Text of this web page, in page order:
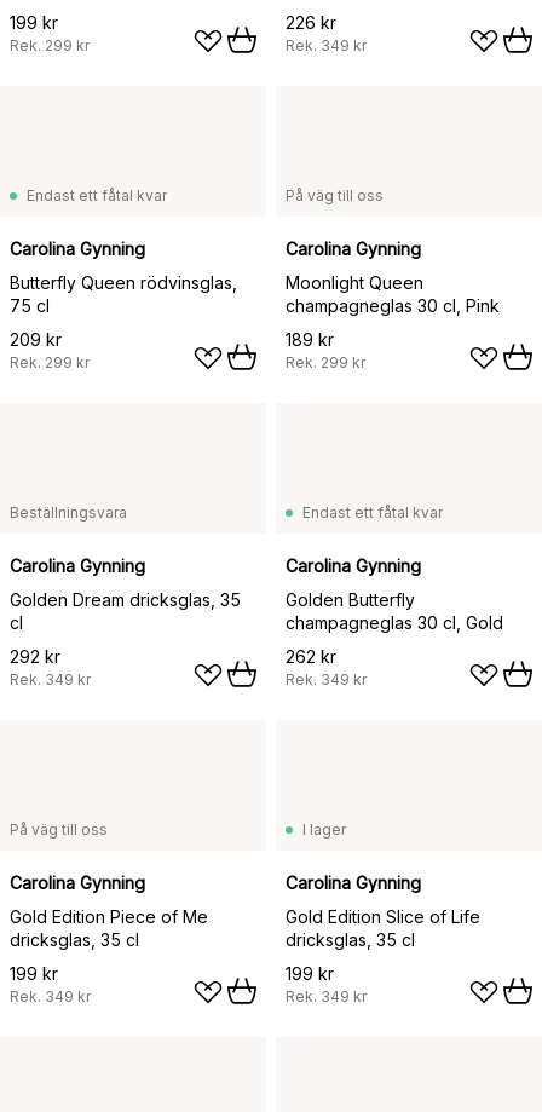
199 kr
Rek. 299 kr
226 kr
Rek. 349 kr
Endast ett fåtal kvar
Carolina Gynning
Butterfly Queen rödvinsglas,
75 cl
209 kr
Rek. 299 kr
På väg till oss
Carolina Gynning
Moonlight Queen
champagneglas 30 cl, Pink
189 kr
Rek. 299 kr
Beställningsvara
Carolina Gynning
Golden Dream dricksglas, 35
cl
292 kr
Rek. 349 kr
Endast ett fåtal kvar
Carolina Gynning
Golden Butterfly
champagneglas 30 cl, Gold
262 kr
Rek. 349 kr
På väg till oss
Carolina Gynning
Gold Edition Piece of Me
dricksglas, 35 cl
199 kr
Rek. 349 kr
I lager
Carolina Gynning
Gold Edition Slice of Life
dricksglas, 35 cl
199 kr
Rek. 349 kr